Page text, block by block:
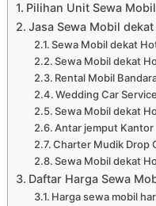
Pilihan Unit Sewa
Jasa Sewa Mobil
Sewa Mobil dekat
Sewa Mobil dekat
Rental Mobil
Wedding Car Service
Sewa Mobil dekat
Antar jemput Kantor
Charter Mudik Drop
Sewa Mobil dekat
Daftar Harga Sewa
Harga sewa mobil